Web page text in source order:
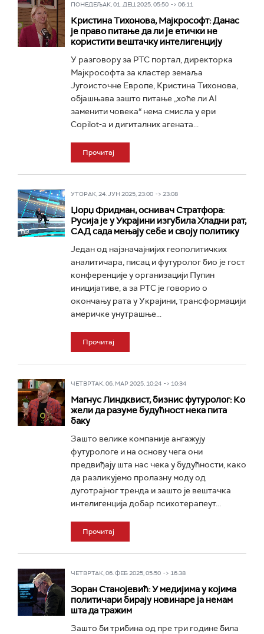
ПОНЕДЕЉАК, 01. ДЕЦ 2025, 05:50 -> 06:11
Кристина Тихонова, Мајкрософт: Данас
је право питање да ли је етички не
користити вештачку интелигенцију
У разговору за РТС портал, директорка
Мајкрософта за кластер земаља
Југоисточне Европе, Кристина Тихонова,
објашњава зашто питање „хоће ли AI
заменити човека“ нема смисла у ери
Copilot-а и дигиталних агената...
Прочитај
УТОРАК, 24. ЈУН 2025, 23:00 -> 23:08
Џорџ Фридман, оснивач Стратфора:
Русија је у Украјини изгубила Хладни рат,
САД сада мењају себе и своју политику
Један од најзначајнијих геополитичких
аналитичара, писац и футуролог био је гост
конференције у организацији Пупин
иницијативе, а за РТС је говорио о
окончању рата у Украјини, трансформацији
америчке унутрашње...
Прочитај
ЧЕТВРТАК, 06. МАР 2025, 10:24 -> 10:34
Магнус Линдквист, бизнис футуролог: Ко
жели да разуме будућност нека пита
баку
Зашто велике компаније ангажују
футурологе и на основу чега они
предвиђају шта нас чека у будућности, како
да разликујемо пролазну моду од
дуготрајног тренда и зашто је вештачка
интелигенција добар психотерапеут...
Прочитај
ЧЕТВРТАК, 06. ФЕБ 2025, 05:50 -> 16:38
Зоран Станојевић: У медијима у којима
политичари бирају новинаре ја немам
шта да тражим
Зашто би трибина од пре три године била